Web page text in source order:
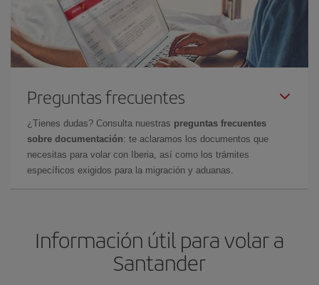
Preguntas frecuentes
¿Tienes dudas? Consulta nuestras preguntas frecuentes
sobre documentación: te aclaramos los documentos que
necesitas para volar con Iberia, así como los trámites
específicos exigidos para la migración y aduanas.
Información útil para volar a
Santander